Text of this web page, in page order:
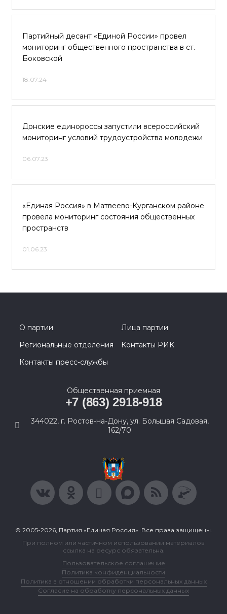
Партийный десант «Единой России» провел
мониторинг общественного пространства в ст.
Боковской
18.07.24
Донские единороссы запустили всероссийский
мониторинг условий трудоустройства молодежи
06.07.23
«Единая Россия» в Матвеево-Курганском районе
провела мониторинг состояния общественных
пространств
01.06.23
О партии
Лица партии
Региональные отделения
Контакты РИК
Контакты пресс-службы
Общественная приемная
+7 (863) 2918-918
344022, г. Ростов-на-Дону, ул. Большая Садовая,
162/70
© 2005-2026, Партия «Единая Россия». Все права защищены.
При полном или частичном использовании материалов
ссылка на ресурс обязательна.
Пользовательское соглашение
Политика конфиденциальности
Политика в отношении обработки персональных данных
Согласие на обработку персональных данных